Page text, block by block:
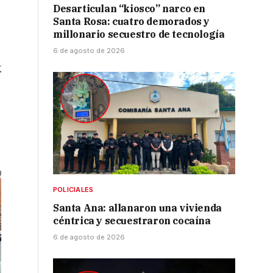
Desarticulan “kiosco” narco en
Santa Rosa: cuatro demorados y
millonario secuestro de tecnología
6 de agosto de 2026
POLICIALES
Santa Ana: allanaron una vivienda
céntrica y secuestraron cocaína
6 de agosto de 2026